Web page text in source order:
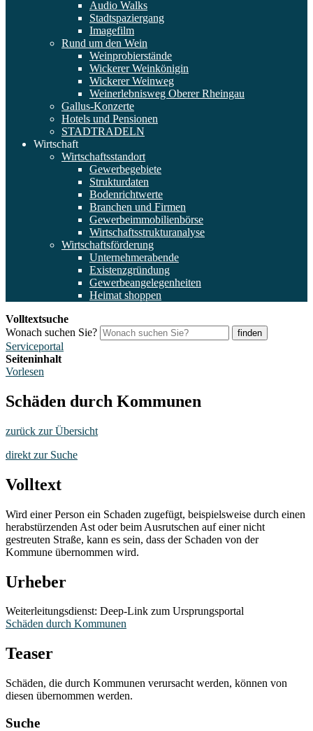
Audio Walks
Stadtspaziergang
Imagefilm
Rund um den Wein
Weinprobierstände
Wickerer Weinkönigin
Wickerer Weinweg
Weinerlebnisweg Oberer Rheingau
Gallus-Konzerte
Hotels und Pensionen
STADTRADELN
Wirtschaft
Wirtschaftsstandort
Gewerbegebiete
Strukturdaten
Bodenrichtwerte
Branchen und Firmen
Gewerbeimmobilienbörse
Wirtschaftsstrukturanalyse
Wirtschaftsförderung
Unternehmerabende
Existenzgründung
Gewerbeangelegenheiten
Heimat shoppen
Volltextsuche
Wonach suchen Sie?
finden
Serviceportal
Seiteninhalt
Vorlesen
Schäden durch Kommunen
zurück zur Übersicht
direkt zur Suche
Volltext
Wird einer Person ein Schaden zugefügt, beispielsweise durch einen
herabstürzenden Ast oder beim Ausrutschen auf einer nicht
gestreuten Straße, kann es sein, dass der Schaden von der
Kommune übernommen wird.
Urheber
Weiterleitungsdienst: Deep-Link zum Ursprungsportal
Schäden durch Kommunen
Teaser
Schäden, die durch Kommunen verursacht werden, können von
diesen übernommen werden.
Suche